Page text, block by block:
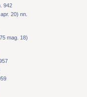
942
20) nn.
mag. 18)